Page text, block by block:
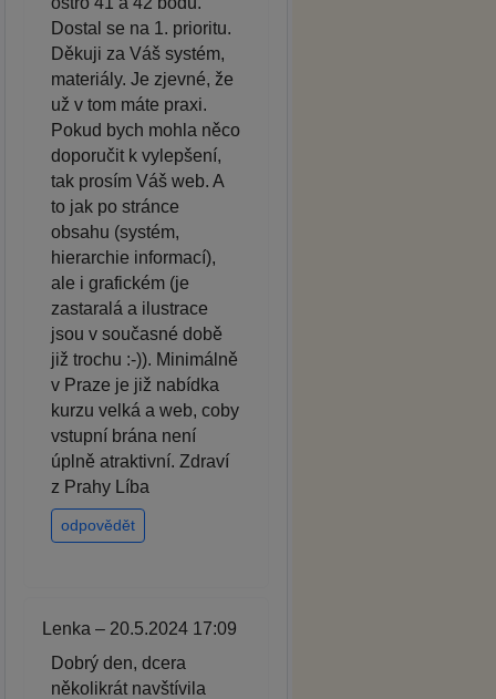
Dostal se na 1. prioritu.
Děkuji za Váš systém,
materiály. Je zjevné, že
už v tom máte praxi.
Pokud bych mohla něco
doporučit k vylepšení,
tak prosím Váš web. A
to jak po stránce
obsahu (systém,
hierarchie informací),
ale i grafickém (je
zastaralá a ilustrace
jsou v současné době
již trochu :-)). Minimálně
v Praze je již nabídka
kurzu velká a web, coby
vstupní brána není
úplně atraktivní. Zdraví
z Prahy Líba
odpovědět
Lenka – 20.5.2024 17:09
Dobrý den, dcera
několikrát navštívila